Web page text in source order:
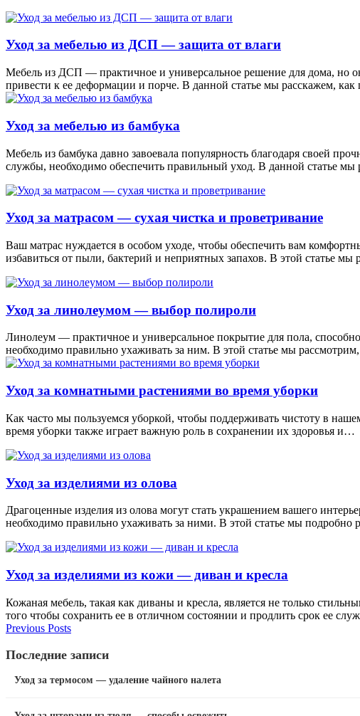
Уход за мебелью из ДСП — защита от влаги
Мебель из ДСП — практичное и универсальное решение для дома, но
привести к ее деформации и порче. В данной статье мы расскажем, как
Уход за мебелью из бамбука
Мебель из бамбука давно завоевала популярность благодаря своей
службы, необходимо обеспечить правильный уход. В данной статье
Уход за матрасом — сухая чистка и проветривание
Ваш матрас нуждается в особом уходе, чтобы обеспечить вам
избавиться от пыли, бактерий и неприятных запахов. В этой статье
Уход за линолеумом — выбор полироли
Линолеум — практичное и универсальное покрытие для пола,
необходимо правильно ухаживать за ним. В этой статье мы
Уход за комнатными растениями во время уборки
Как часто мы пользуемся уборкой, чтобы поддерживать чистоту в
время уборки также играет важную роль в сохранении их здоровья и…
Уход за изделиями из олова
Драгоценные изделия из олова могут стать украшением вашего
необходимо правильно ухаживать за ними. В этой статье мы
Уход за изделиями из кожи — диван и кресла
Кожаная мебель, такая как диваны и кресла, является не только
того чтобы сохранить ее в отличном состоянии и продлить срок ее
Previous Posts
Последние записи
Уход за термосом — удаление чайного налета